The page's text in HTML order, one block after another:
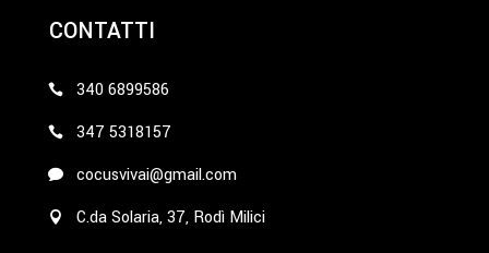
CONTATTI
340 6899586
347 5318157
cocusvivai@gmail.com
C.da Solaria, 37, Rodì Milici